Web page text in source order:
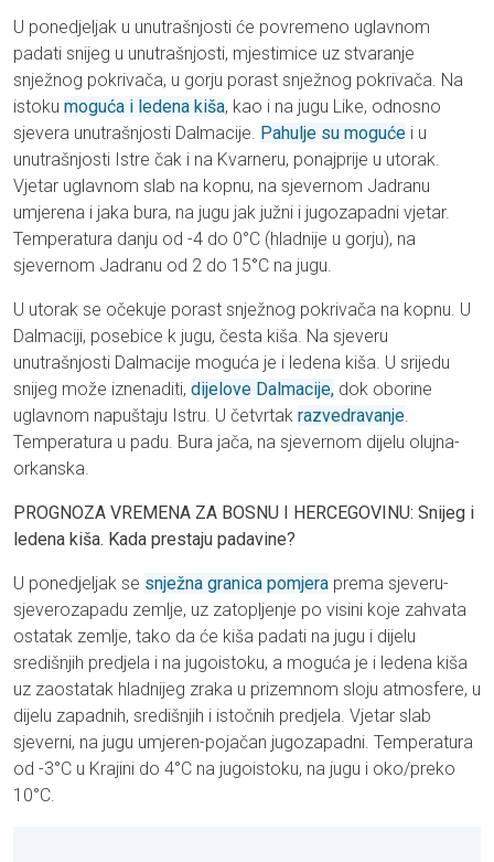
U ponedjeljak u unutrašnjosti će povremeno uglavnom
padati snijeg u unutrašnjosti, mjestimice uz stvaranje
snježnog pokrivača, u gorju porast snježnog pokrivača. Na
istoku moguća i ledena kiša, kao i na jugu Like, odnosno
sjevera unutrašnjosti Dalmacije. Pahulje su moguće i u
unutrašnjosti Istre čak i na Kvarneru, ponajprije u utorak.
Vjetar uglavnom slab na kopnu, na sjevernom Jadranu
umjerena i jaka bura, na jugu jak južni i jugozapadni vjetar.
Temperatura danju od -4 do 0°C (hladnije u gorju), na
sjevernom Jadranu od 2 do 15°C na jugu.
U utorak se očekuje porast snježnog pokrivača na kopnu. U
Dalmaciji, posebice k jugu, česta kiša. Na sjeveru
unutrašnjosti Dalmacije moguća je i ledena kiša. U srijedu
snijeg može iznenaditi, dijelove Dalmacije, dok oborine
uglavnom napuštaju Istru. U četvrtak razvedravanje.
Temperatura u padu. Bura jača, na sjevernom dijelu olujna-
orkanska.
PROGNOZA VREMENA ZA BOSNU I HERCEGOVINU: Snijeg i
ledena kiša. Kada prestaju padavine?
U ponedjeljak se snježna granica pomjera prema sjeveru-
sjeverozapadu zemlje, uz zatopljenje po visini koje zahvata
ostatak zemlje, tako da će kiša padati na jugu i dijelu
središnjih predjela i na jugoistoku, a moguća je i ledena kiša
uz zaostatak hladnijeg zraka u prizemnom sloju atmosfere, u
dijelu zapadnih, središnjih i istočnih predjela. Vjetar slab
sjeverni, na jugu umjeren-pojačan jugozapadni. Temperatura
od -3°C u Krajini do 4°C na jugoistoku, na jugu i oko/preko
10°C.